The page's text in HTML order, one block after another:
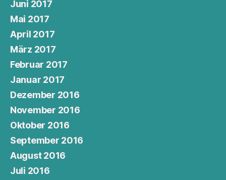
Juni 2017
Mai 2017
April 2017
März 2017
Februar 2017
Januar 2017
Dezember 2016
November 2016
Oktober 2016
September 2016
August 2016
Juli 2016